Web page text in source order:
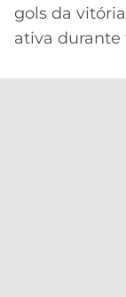
gols da
ativa durante